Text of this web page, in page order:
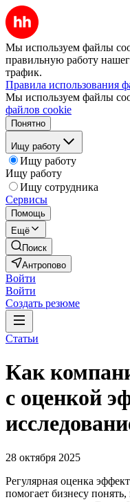
Мы используем файлы
правильную работу
трафик.
Правила использования
Мы используем файлы
файлов cookie
Понятно
Ищу работу
Ищу работу
Ищу работу
Ищу сотрудника
Сервисы
Помощь
Ещё
Поиск
Антропово
Войти
Войти
Создать резюме
Статьи
Как
с оценкой
28 октября 2025
Регулярная оценка
помогает бизнесу